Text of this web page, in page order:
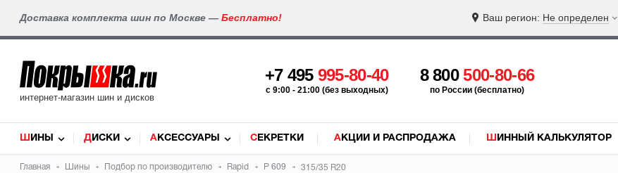
Доставка комплекта шин по Москве — Бесплатно! Ваш регион: Не определен
интернет-магазин шин и дисков
+7 495 995-80-40
c 9:00 - 21:00 (без выходных)
8 800500-80-66
по России (бесплатно)
ШИНЫ ДИСКИ АКСЕССУАРЫ СЕКРЕТКИ АКЦИИ И РАСПРОДАЖА ШИННЫЙ КАЛЬКУЛЯТОР
Главная Шины Подбор по производителю Rapid P 609 315/35 R20